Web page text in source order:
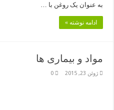
به عنوان یک روغن با …
ادامه نوشته »
مواد و بیماری ها
ژوئن 23, 2015 0